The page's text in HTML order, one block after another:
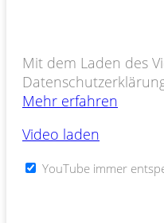
Mit dem Laden des
Mehr erfahren
Video laden
YouTube immer